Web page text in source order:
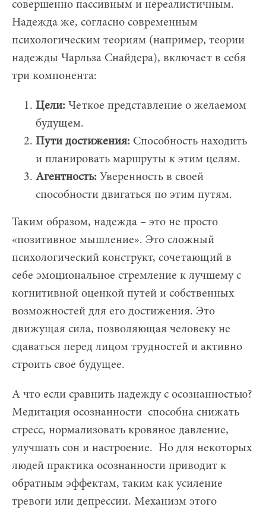
совершенно пассивным и нереалистичным.
Надежда же, согласно современным
психологическим теориям (например, теории
надежды Чарльза Снайдера), включает в себя
три компонента:
Цели: Четкое представление о желаемом
будущем.
Пути достижения: Способность находить
и планировать маршруты к этим целям.
Агентность: Уверенность в своей
способности двигаться по этим путям.
Таким образом, надежда – это не просто
«позитивное мышление». Это сложный
психологический конструкт, сочетающий в
себе эмоциональное стремление к лучшему с
когнитивной оценкой путей и собственных
возможностей для его достижения. Это
движущая сила, позволяющая человеку не
сдаваться перед лицом трудностей и активно
строить свое будущее.
А что если сравнить надежду с осознанностью?
Медитация осознанности способна снижать
стресс, нормализовать кровяное давление,
улучшать сон и настроение. Но для некоторых
людей практика осознанности приводит к
обратным эффектам, таким как усиление
тревоги или депрессии. Механизм этого